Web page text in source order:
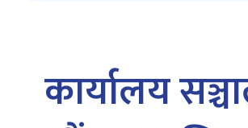
कार्यालय